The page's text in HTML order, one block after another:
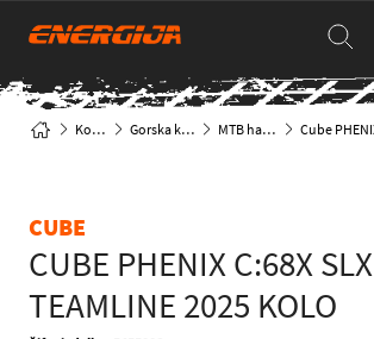
Kolesa Gorska kolesa MTB hardtail
CUBE
CUBE PHENIX C:68X SLX
TEAMLINE 2025 KOLO